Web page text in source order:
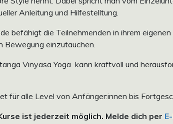
Anleitung und Hilfestelltung.
befähigt die Teilnehmenden in ihrem
Bewegung einzutauchen.
Vinyasa Yoga kann kraftvoll und
für alle Level von Anfänger:innen bis
ist jederzeit möglich. Melde dich per